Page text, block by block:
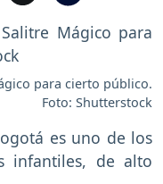
para cierto público.
Foto: Shutterstock
es uno de los
infantiles, de alto